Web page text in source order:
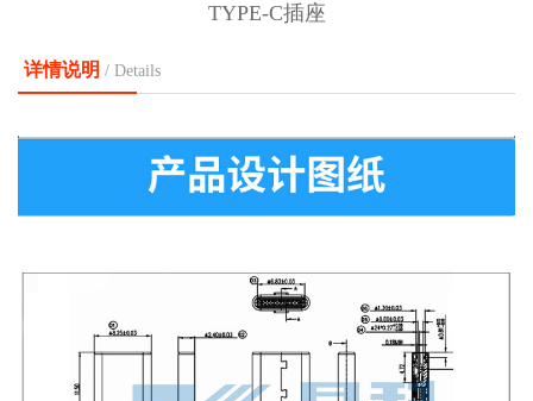
TYPE-C插座
详情说明 / Details